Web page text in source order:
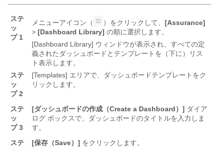
ステ
ッ
プ 1
メニューアイコン（ ）をクリックして、 [Assurance]
> [Dashboard Library] の順に選択します。
[Dashboard Library] ウィンドウが表示され、すべての定
義されたダッシュボードとテンプレートを（下に）リス
ト表示します。
ステ
ッ
プ 2
[Templates] エリアで、ダッシュボードテンプレートをク
リックします。
ステ
ッ
プ 3
[ダッシュボードの作成（Create a Dashboard）] ダイア
ログ ボックスで、ダッシュボードのタイトルを入力しま
す。
ステ
[保存（Save）] をクリックします。